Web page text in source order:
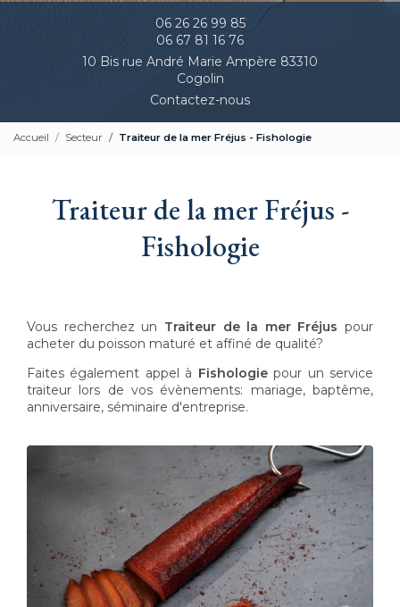
06 26 26 99 85
06 67 81 16 76
10 Bis rue André Marie Ampère 83310
Cogolin
Contactez-nous
Accueil Secteur Traiteur de la mer Fréjus - Fishologie
Traiteur de la mer Fréjus -
Fishologie
Vous recherchez un Traiteur de la mer Fréjus pour
acheter du poisson maturé et affiné de qualité?
Faites également appel à Fishologiepour un service
traiteur lors de vos évènements: mariage, baptême,
anniversaire, séminaire d'entreprise.